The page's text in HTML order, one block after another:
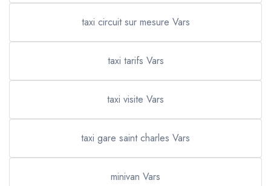
taxi circuit sur mesure Vars
taxi tarifs Vars
taxi visite Vars
taxi gare saint charles Vars
minivan Vars